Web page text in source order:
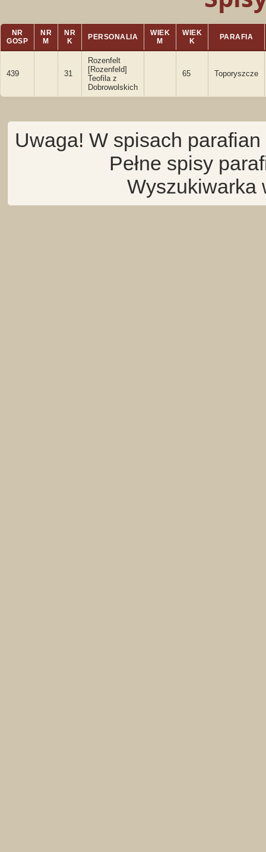
NR
GOSP
NR
M
NR
K
PERSONALIA
WIEK
M
WIEK
K
PARAFIA
439 31
Rozenfelt
[Rozenfeld]
Teofila z
Dobrowolskich
65 Toporyszcze
Uwaga! W spisach
Pełne spisy
Wyszukiwarka